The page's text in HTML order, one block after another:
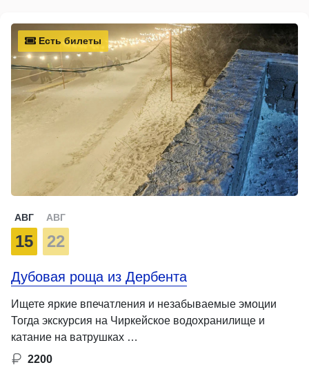
Есть билеты
АВГ
15
АВГ
22
Дубовая роща из Дербента
Ищете яркие впечатления и незабываемые эмоции
Тогда экскурсия на Чиркейское водохранилище и
катание на ватрушках …
2200